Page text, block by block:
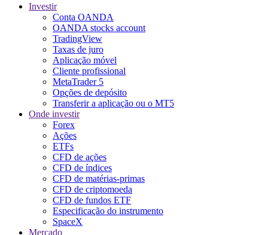
Investir
Conta OANDA
OANDA stocks account
TradingView
Taxas de juro
Aplicação móvel
Cliente profissional
MetaTrader 5
Opções de depósito
Transferir a aplicação ou o MT5
Onde investir
Forex
Ações
ETFs
CFD de ações
CFD de índices
CFD de matérias-primas
CFD de criptomoeda
CFD de fundos ETF
Especificação do instrumento
SpaceX
Mercado